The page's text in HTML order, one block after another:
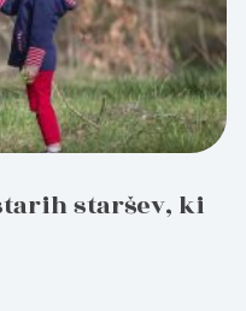
staršev, ki